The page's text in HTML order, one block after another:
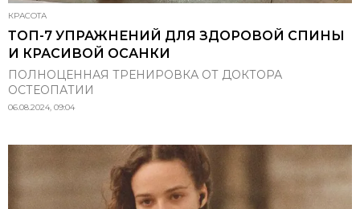
КРАСОТА
ТОП-7 УПРАЖНЕНИЙ ДЛЯ ЗДОРОВОЙ СПИНЫ
И КРАСИВОЙ ОСАНКИ
ПОЛНОЦЕННАЯ ТРЕНИРОВКА ОТ ДОКТОРА
ОСТЕОПАТИИ
06.08.2024, 09:04